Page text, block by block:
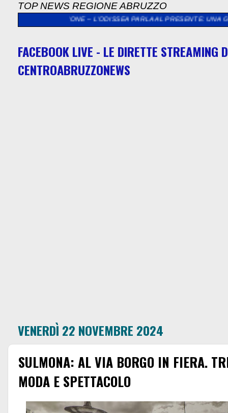
TOP NEWS REGIONE ABRUZZO
PARLA AL PRESENTE: UNA GIORNATA TRA CULTURA,
FACEBOOK LIVE - LE DIRETTE STREAMING
CENTROABRUZZONEWS
VENERDÌ 22 NOVEMBRE 2024
SULMONA: AL VIA BORGO IN FIERA.
MODA E SPETTACOLO